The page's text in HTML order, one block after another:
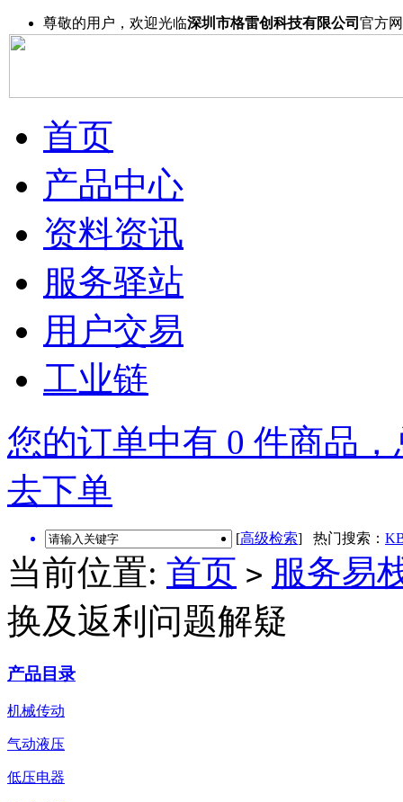
尊敬的用户，欢迎光临深圳市格雷创科技有限公司 官方
首页
产品中心
资料资讯
服务驿站
用户交易
工业链
您的订单中有 0 件商品
去下单
[高级检索] 热门搜索：
当前位置: 首页 > 服务易
换及返利问题解疑
产品目录
机械传动
气动液压
低压电器